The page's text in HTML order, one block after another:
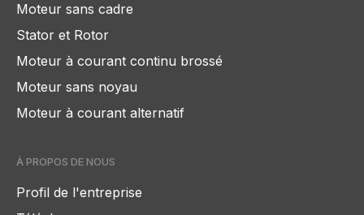
Moteur sans cadre
Stator et Rotor
Moteur à courant continu brossé
Moteur sans noyau
Moteur à courant alternatif
À PROPOS DE NOUS
Profil de l'entreprise